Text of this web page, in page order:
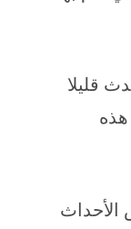
قليلا
الأحداث